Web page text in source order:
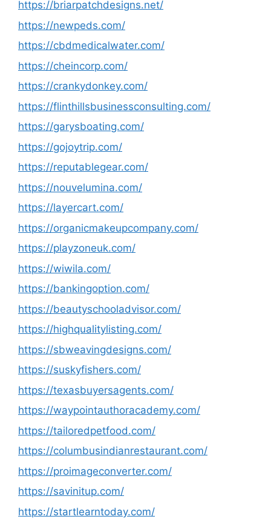
https://briarpatchdesigns.net/
https://newpeds.com/
https://cbdmedicalwater.com/
https://cheincorp.com/
https://crankydonkey.com/
https://flinthillsbusinessconsulting.com/
https://garysboating.com/
https://gojoytrip.com/
https://reputablegear.com/
https://nouvelumina.com/
https://layercart.com/
https://organicmakeupcompany.com/
https://playzoneuk.com/
https://wiwila.com/
https://bankingoption.com/
https://beautyschooladvisor.com/
https://highqualitylisting.com/
https://sbweavingdesigns.com/
https://suskyfishers.com/
https://texasbuyersagents.com/
https://waypointauthoracademy.com/
https://tailoredpetfood.com/
https://columbusindianrestaurant.com/
https://proimageconverter.com/
https://savinitup.com/
https://startlearntoday.com/